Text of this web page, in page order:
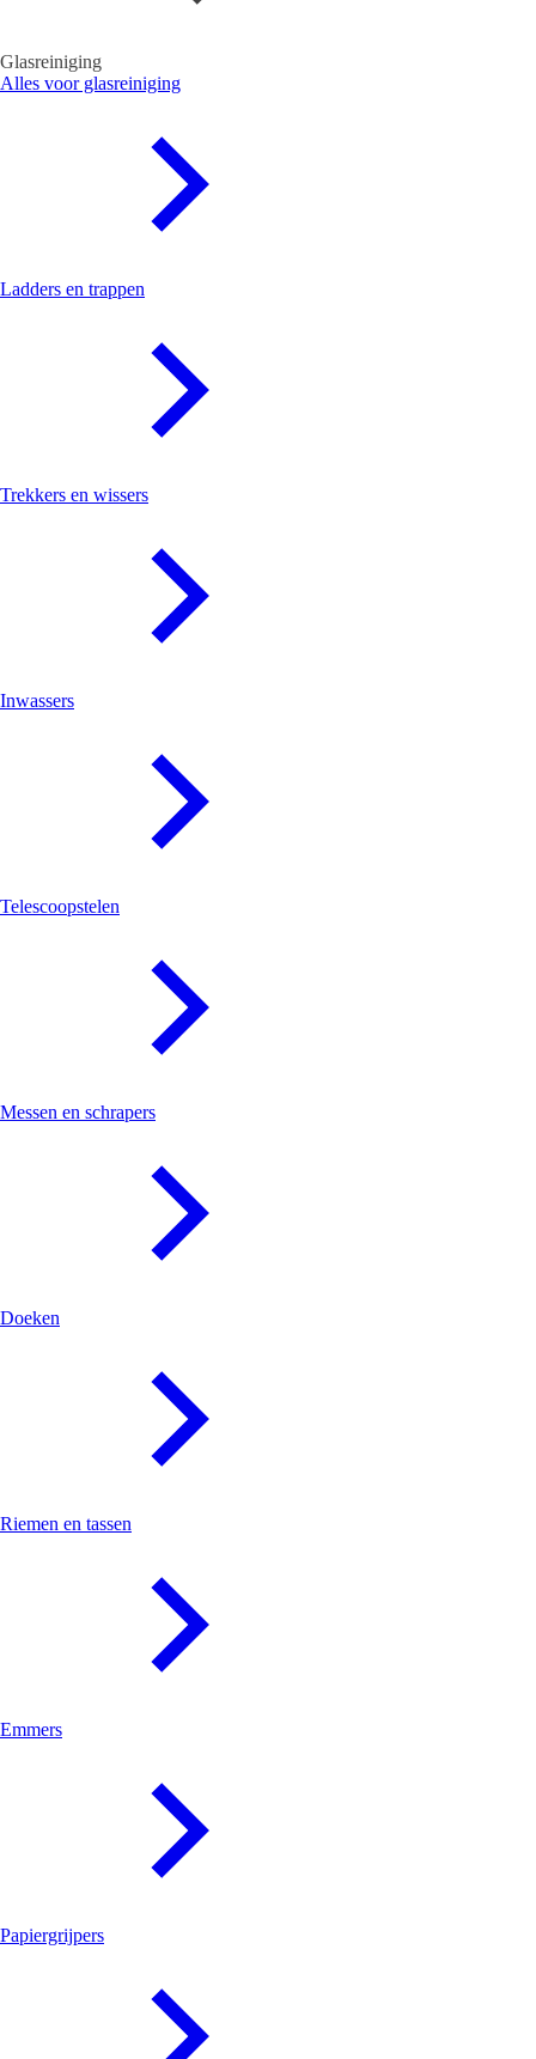
Glasreiniging
Alles voor glasreiniging
Ladders en trappen
Trekkers en wissers
Inwassers
Telescoopstelen
Messen en schrapers
Doeken
Riemen en tassen
Emmers
Papiergrijpers